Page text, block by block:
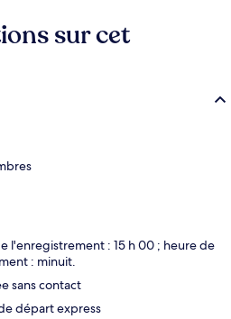
pied des transports publics : Station
à 7 min et Station de métro
sur cet
l'enregistrement : 15 h 00 ; heure de
: minuit.
sans contact
départ express